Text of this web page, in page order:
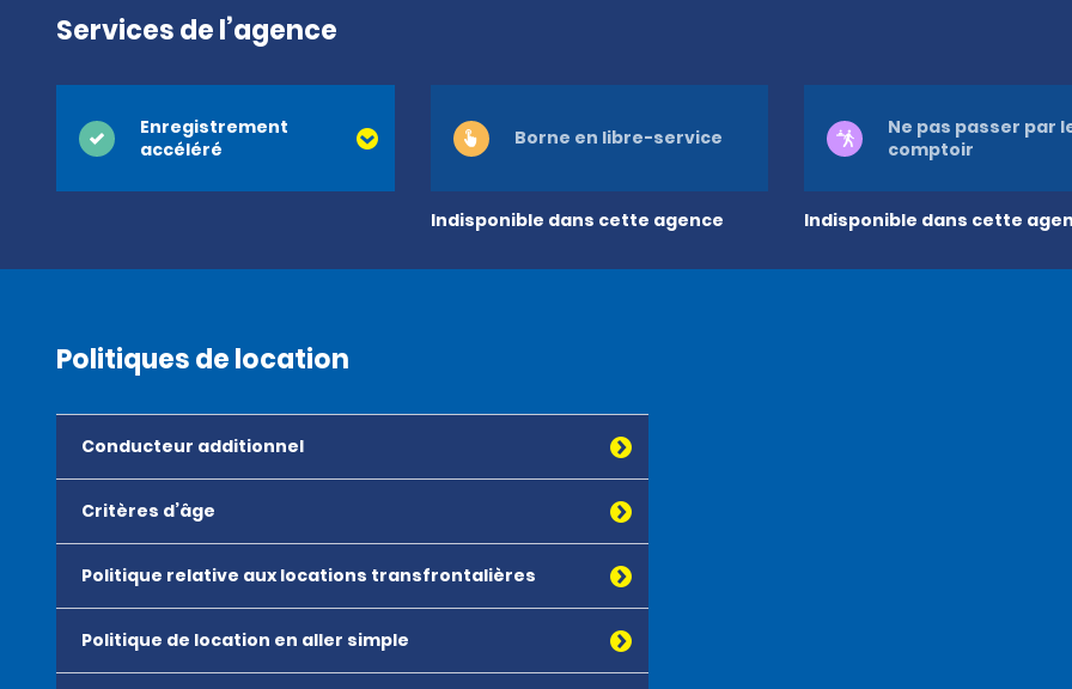
Services de l’agence
Enregistrement
accéléré
Indisponible dans cette agence
Borne en libre-service
Indisponible dans cette
Ne pas passer par
comptoir
Politiques de location
Conducteur additionnel
Critères d’âge
Politique relative aux locations transfrontalières
Politique de location en aller simple